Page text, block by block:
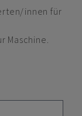
innen für
Maschine.